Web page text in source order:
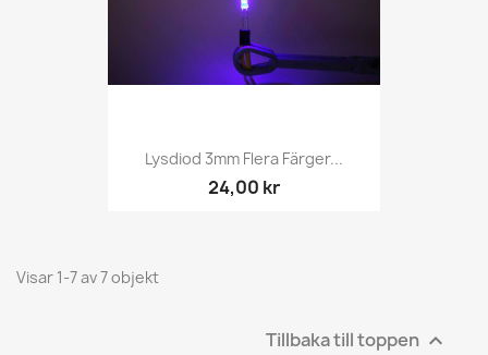
Lysdiod 3mm Flera Färger...
24,00 kr
Visar 1-7 av 7 objekt
Tillbaka till toppen 